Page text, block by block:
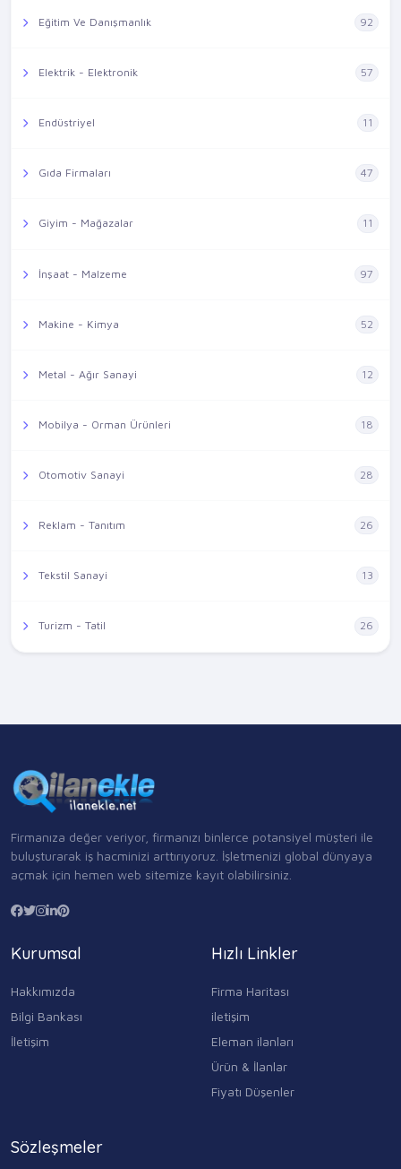
Eğitim Ve Danışmanlık 92
Elektrik - Elektronik 57
Endüstriyel 11
Gıda Firmaları 47
Giyim - Mağazalar 11
İnşaat - Malzeme 97
Makine - Kimya 52
Metal - Ağır Sanayi 12
Mobilya - Orman Ürünleri 18
Otomotiv Sanayi 28
Reklam - Tanıtım 26
Tekstil Sanayi 13
Turizm - Tatil 26
Firmanıza değer veriyor, firmanızı binlerce potansiyel müşteri ile
buluşturarak iş hacminizi arttırıyoruz. İşletmenizi global dünyaya
açmak için hemen web sitemize kayıt olabilirsiniz.
Kurumsal
Hakkımızda
Bilgi Bankası
İletişim
Hızlı Linkler
Firma Haritası
iletişim
Eleman ilanları
Ürün & İlanlar
Fiyatı Düşenler
Sözleşmeler